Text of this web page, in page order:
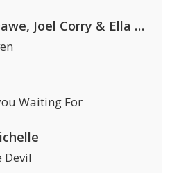
Nathan Dawe, Joel Corry & Ella Henderson
Waiting For
Devil